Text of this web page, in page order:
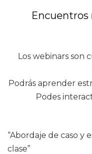
Encuentros
Los webinars son
Podrás aprender
Podes
“Abordaje de caso y
clase”